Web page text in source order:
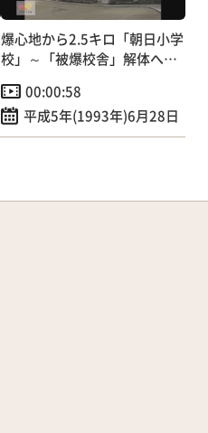
爆心地から2.5キロ「朝日小学
校」～「被爆校舎」解体へ
00:00:58
平成5年(1993年)6月28日